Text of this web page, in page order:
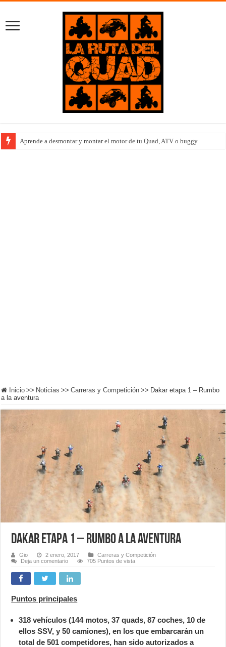
Aprende a desmontar y montar el motor de tu Quad, ATV o buggy
Inicio >> Noticias >> Carreras y Competición >> Dakar etapa 1 – Rumbo
a la aventura
Dakar etapa 1 – Rumbo a la aventura
Gio 2 enero, 2017
Carreras y Competición
Deja un comentario
705 Puntos de vista
Puntos principales
318 vehículos (144 motos, 37 quads, 87 coches, 10 de
ellos SSV, y 50 camiones), en los que embarcarán un
total de 501 competidores, han sido autorizados a